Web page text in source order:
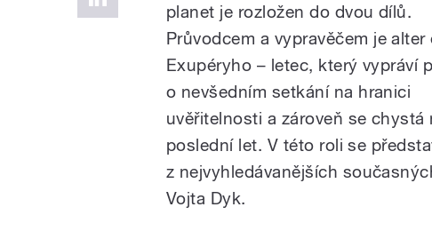
planet je rozložen do dvou dílů.
Průvodcem a vypravěčem je alter
Exupéryho – letec, který vypráví
o nevšedním setkání na hranici
uvěřitelnosti a zároveň se chystá
poslední let. V této roli se
z nejvyhledávanějších
Vojta Dyk.